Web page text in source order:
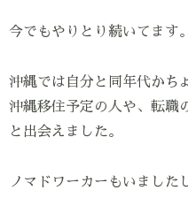
今でもやりとり続いてます。
沖縄では自分と同年代かち
沖縄移住予定の人や、転職
と出会えました。
ノマドワーカーもいました